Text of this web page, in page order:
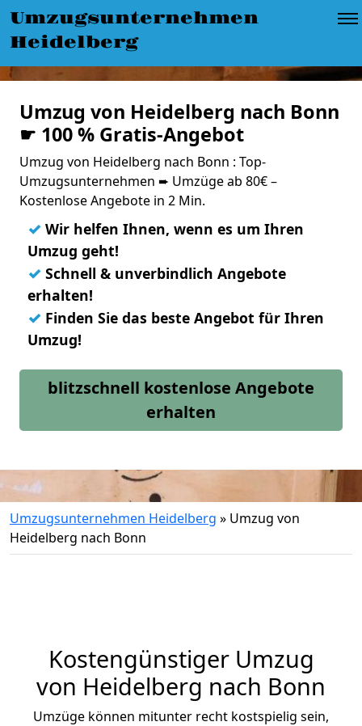
Umzugsunternehmen
Heidelberg
Umzug von Heidelberg nach Bonn
☛ 100 % Gratis-Angebot
Umzug von Heidelberg nach Bonn : Top-
Umzugsunternehmen ➨ Umzüge ab 80€ –
Kostenlose Angebote in 2 Min.
✓ Wir helfen Ihnen, wenn es um Ihren
Umzug geht!
✓ Schnell & unverbindlich Angebote
erhalten!
✓ Finden Sie das beste Angebot für Ihren
Umzug!
blitzschnell kostenlose Angebote
erhalten
Umzugsunternehmen Heidelberg » Umzug von
Heidelberg nach Bonn
Kostengünstiger Umzug
von Heidelberg nach Bonn
Umzüge können mitunter recht kostspielig sein,